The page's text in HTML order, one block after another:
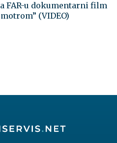
FAR-u dokumentarni film
(VIDEO)